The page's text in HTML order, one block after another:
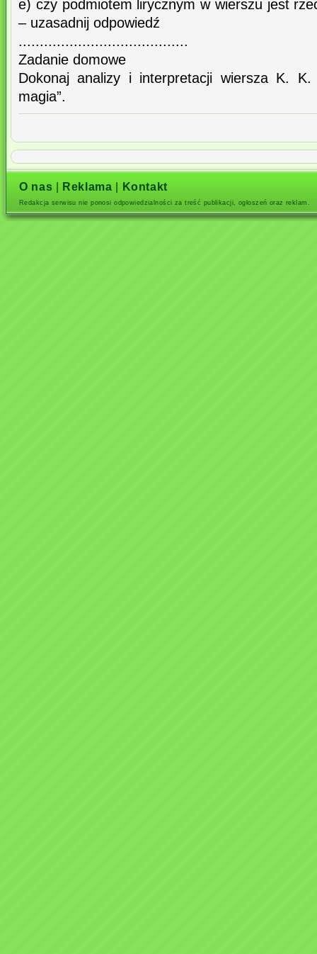
e) czy podmiotem lirycznym w wierszu jest
– uzasadnij odpowiedź
........................................
Zadanie domowe
Dokonaj analizy i interpretacji wiersza K. K.
magia”.
O nas Reklama Kontakt
Redakcja serwisu nie ponosi odpowiedzialności za treść publikacji, ogłoszeń oraz reklam.